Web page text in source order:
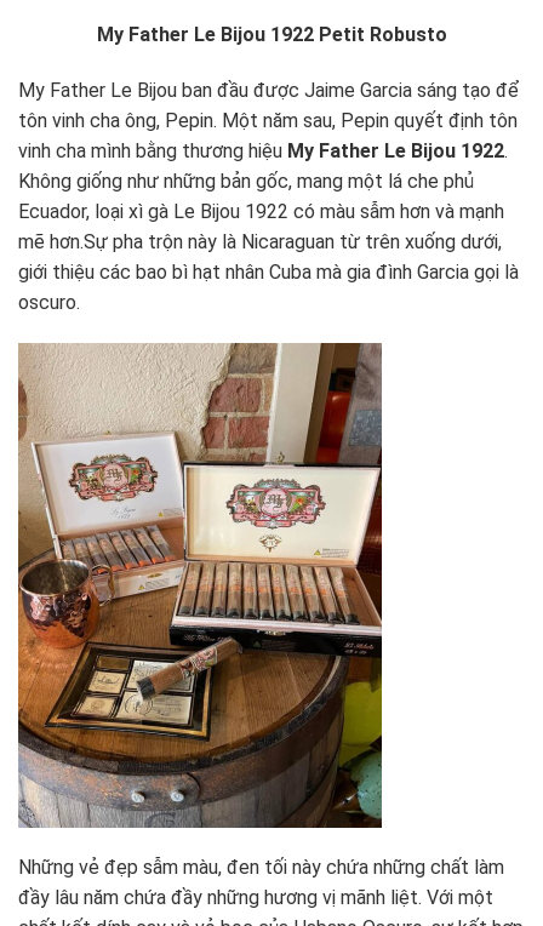
My Father Le Bijou 1922 Petit Robusto
My Father Le Bijou ban đầu được Jaime Garcia sáng tạo để
tôn vinh cha ông, Pepin. Một năm sau, Pepin quyết định tôn
vinh cha mình bằng thương hiệu My Father Le Bijou 1922.
Không giống như những bản gốc, mang một lá che phủ
Ecuador, loại xì gà Le Bijou 1922 có màu sẫm hơn và mạnh
mẽ hơn.Sự pha trộn này là Nicaraguan từ trên xuống dưới,
giới thiệu các bao bì hạt nhân Cuba mà gia đình Garcia gọi là
oscuro.
Những vẻ đẹp sẫm màu, đen tối này chứa những chất làm
đầy lâu năm chứa đầy những hương vị mãnh liệt. Với một